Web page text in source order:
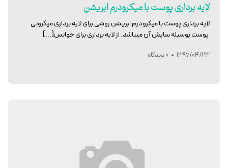
لایه برداری پوست با میکرودرم ابریشن
لایه برداری پوست با میکرودرم ابریشن روشی برای لایه برداری میکرونی
پوست بوسیله سایش آن میباشد. از لایه برداری برای جوانس[...]
1397/04/23 0 دیدگاه